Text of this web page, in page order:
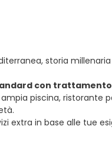
storia
con
piscina, ristorante
extra in base alle tue